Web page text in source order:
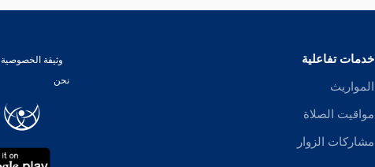
خدمات تفاعلية
المواريث
مواقيت الصلاة
مشاركات الزوار
وثيقة الخصوصية
نحن